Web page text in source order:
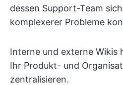
dessen Support-Team
komplexerer Probleme
Interne und externe Wikis
Ihr Produkt- und
zentralisieren.